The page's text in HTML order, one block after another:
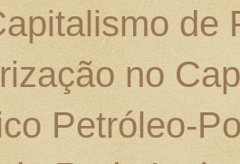
de
no
Petróleo-